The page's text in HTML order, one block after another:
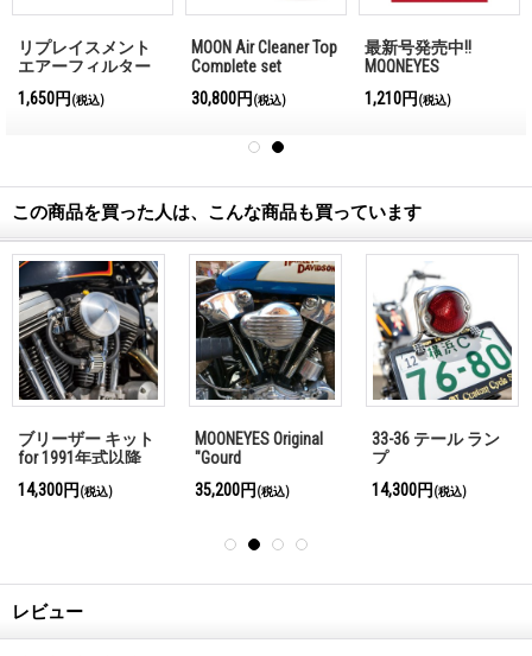
リプレイスメント
エアーフィルター
1,650円 (税込)
MOON Air Cleaner Top
Complete set
30,800円 (税込)
最新号発売中!!
MQQNEYES
Magazine No.28 2026
1,210円 (税込)
この商品を買った人は、こんな商品も買っています
ブリーザー キット
for 1991年式以降
14,300円 (税込)
MOONEYES Original
"Gourd
Cleaner Cover
35,200円 (税込)
33-36 テール ラン
プ
14,300円 (税込)
レビュー